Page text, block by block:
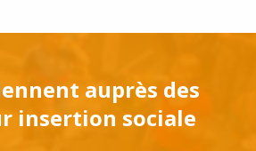
auprès des
insertion sociale